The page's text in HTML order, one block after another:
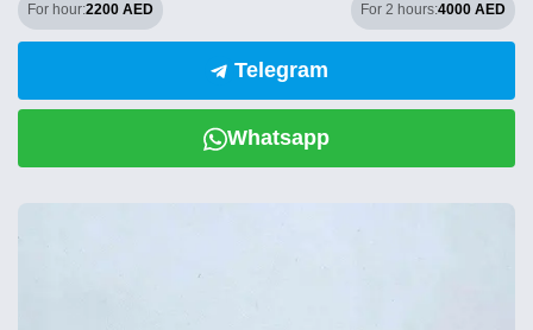
For hour:2200 AED For 2 hours:4000 AED
Telegram
Whatsapp